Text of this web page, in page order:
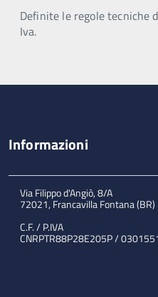
Definite le regole tecniche
Iva.
Informazioni
Via Filippo d'Angiò, 8/A
72021, Francavilla Fontana (BR)
C.F. / P.IVA
CNRPTR88P28E205P /